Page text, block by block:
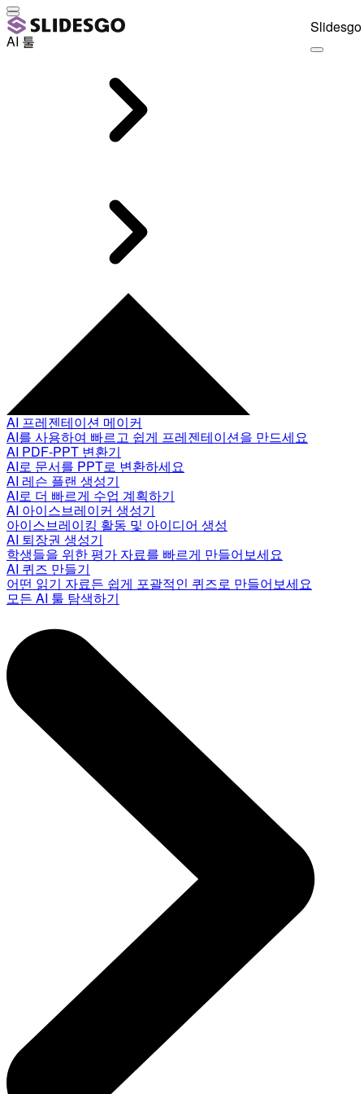
AI 툴
AI 프레젠테이션 메이커
AI를 사용하여 빠르고 쉽게 프레젠테이션을 만드세요
AI PDF-PPT 변환기
AI로 문서를 PPT로 변환하세요
AI 레슨 플랜 생성기
AI로 더 빠르게 수업 계획하기
AI 아이스브레이커 생성기
아이스브레이킹 활동 및 아이디어 생성
AI 퇴장권 생성기
학생들을 위한 평가 자료를 빠르게 만들어보세요
AI 퀴즈 만들기
어떤 읽기 자료든 쉽게 포괄적인 퀴즈로 만들어보세요
모든 AI 툴 탐색하기